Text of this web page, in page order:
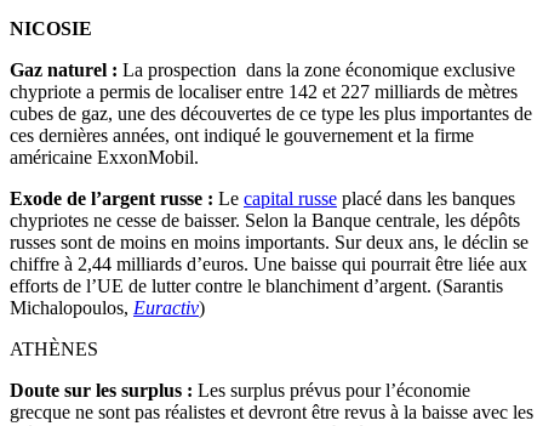
NICOSIE
Gaz naturel : La prospection dans la zone économique exclusive
chypriote a permis de localiser entre 142 et 227 milliards de mètres
cubes de gaz, une des découvertes de ce type les plus importantes de
ces dernières années, ont indiqué le gouvernement et la firme
américaine ExxonMobil.
Exode de l’argent russe : Le capital russe placé dans les banques
chypriotes ne cesse de baisser. Selon la Banque centrale, les dépôts
russes sont de moins en moins importants. Sur deux ans, le déclin se
chiffre à 2,44 milliards d’euros. Une baisse qui pourrait être liée aux
efforts de l’UE de lutter contre le blanchiment d’argent. (Sarantis
Michalopoulos, Euractiv)
ATHÈNES
Doute sur les surplus : Les surplus prévus pour l’économie
grecque ne sont pas réalistes et devront être revus à la baisse avec les